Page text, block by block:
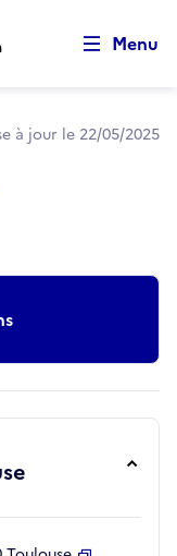
Menu
à jour le 22/05/2025